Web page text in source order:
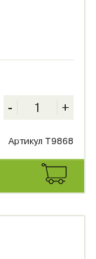
- +
Артикул T9868